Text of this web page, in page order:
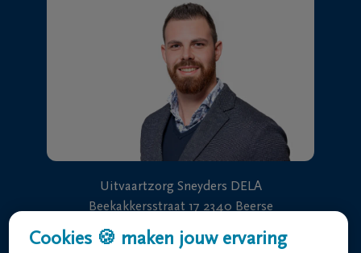
Uitvaartzorg Sneyders DELA
Beekakkersstraat 17 2340 Beerse
Cookies 🍪 maken jouw ervaring